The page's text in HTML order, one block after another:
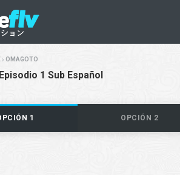
OMAGOTO
1 Sub Español
1 OPCIÓN 2